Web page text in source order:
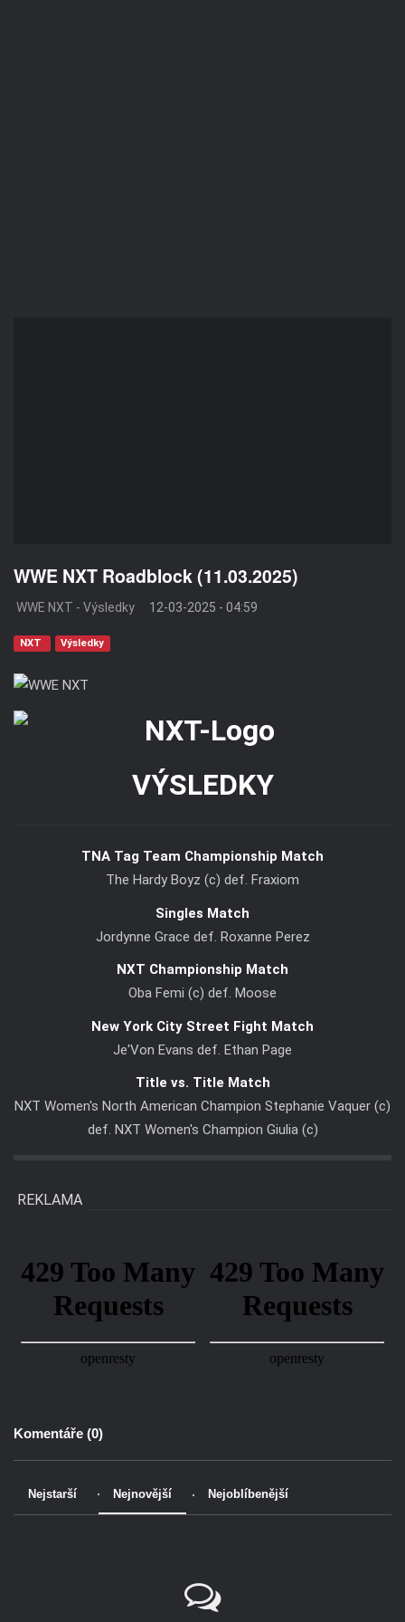
WWE NXT Roadblock (11.03.2025)
WWE NXT - Výsledky 12-03-2025 - 04:59
NXT Výsledky
VÝSLEDKY
TNA Tag Team Championship Match
The Hardy Boyz (c) def. Fraxiom
Singles Match
Jordynne Grace def. Roxanne Perez
NXT Championship Match
Oba Femi (c) def. Moose
New York City Street Fight Match
Je'Von Evans def. Ethan Page
Title vs. Title Match
NXT Women's North American Champion Stephanie Vaquer (c)
def. NXT Women's Champion Giulia (c)
REKLAMA
Komentáře (0)
Nejstarší Nejnovější Nejoblíbenější